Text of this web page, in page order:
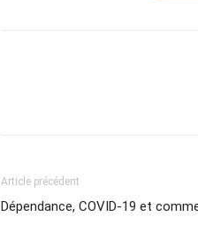
Article précédent
Dépendance, COVID-19 et